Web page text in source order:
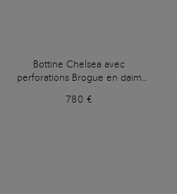
Bottine Chelsea avec
perforations Brogue en daim
780 €